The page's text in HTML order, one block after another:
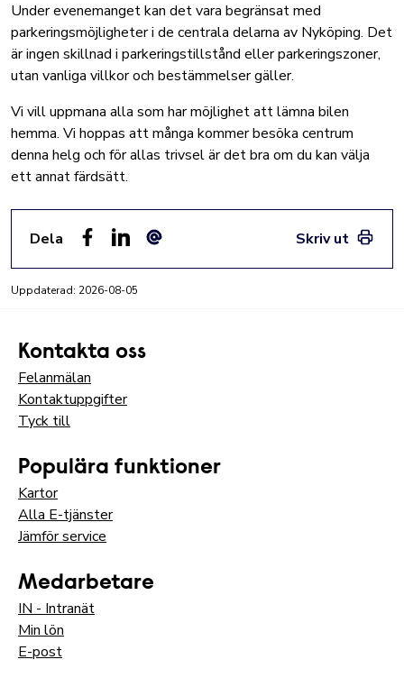
Under evenemanget kan det vara begränsat med
parkeringsmöjligheter i de centrala delarna av Nyköping. Det
är ingen skillnad i parkeringstillstånd eller parkeringszoner,
utan vanliga villkor och bestämmelser gäller.
Vi vill uppmana alla som har möjlighet att lämna bilen
hemma. Vi hoppas att många kommer besöka centrum
denna helg och för allas trivsel är det bra om du kan välja
ett annat färdsätt.
Dela
Skriv ut
Uppdaterad: 2026-08-05
Kontakta oss
Felanmälan
Kontaktuppgifter
Tyck till
Populära funktioner
Kartor
Alla E-tjänster
Jämför service
Medarbetare
IN - Intranät
Min lön
E-post